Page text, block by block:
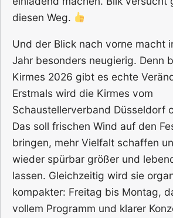
diesen Weg.
Und der Blick nach vorne macht
Jahr besonders neugierig. Denn
Kirmes 2026 gibt es echte
Erstmals wird die Kirmes vom
Schaustellerverband Düsseldorf
Das soll frischen Wind auf den
bringen, mehr Vielfalt schaffen
wieder spürbar größer und
lassen. Gleichzeitig wird sie
kompakter: Freitag bis Montag,
vollem Programm und klarer